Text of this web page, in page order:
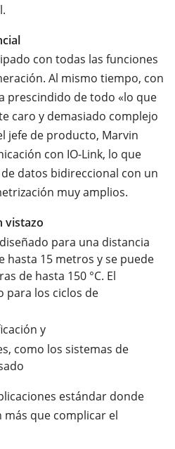
con todas las funciones
Al mismo tiempo, con
prescindido de todo «lo que
caro y demasiado complejo
jefe de producto, Marvin
con IO-Link, lo que
datos bidireccional con un
muy amplios.
vistazo
diseñado para una distancia
hasta 15 metros y se puede
de hasta 150 °C. El
para los ciclos de
y
como los sistemas de
estándar donde
que complicar el